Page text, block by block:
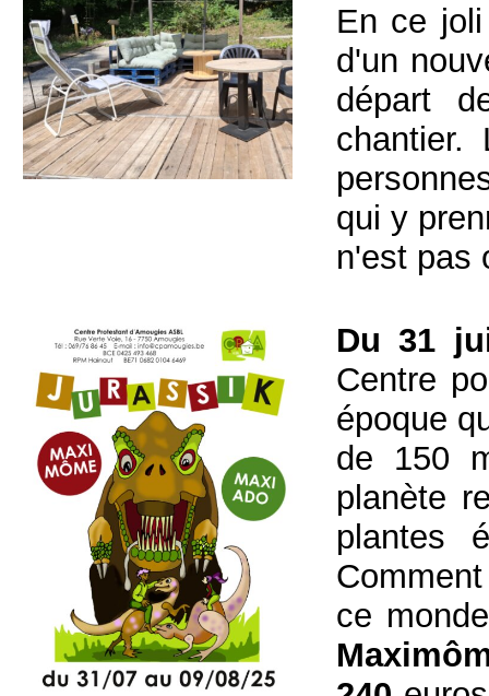
En ce
d'un
départ
qui y
n'est pas
Du 31
Centre
époque
de 150
planète
plantes
ce